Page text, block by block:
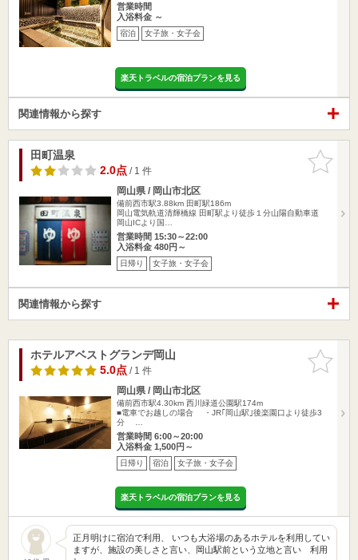
営業時間
入浴料金 ～
宿泊 女子旅・女子会
楽天トラベルの宿泊プランを見る
関連情報から探す
お気に入
りに追加
田町温泉
2.0点/ 1 件
岡山県 / 岡山市北区
備前西市駅3.88km 田町駅186m
岡山電気軌道清輝橋線 田町駅より徒歩１分山陽自動車道
岡山ICより国…
営業時間 15:30～22:00
入浴料金 480円～
日帰り 女子旅・女子会
関連情報から探す
お気に入
りに追加
ホテルアベストグランデ岡山
5.0点/ 1 件
岡山県 / 岡山市北区
備前西市駅4.30km 西川緑道公園駅174m
■電車でお越しの場合 ・JR｢岡山駅｣後楽園口より徒歩3
分 …
営業時間 6:00～20:00
入浴料金 1,500円～
日帰り 宿泊 女子旅・女子会
楽天トラベルの宿泊プランを見る
正月明けに宿泊で利用、 いつも大浴場のあるホテルを利用してい
ますが、施設の美しさと言い、岡山駅前という立地と言い 利用